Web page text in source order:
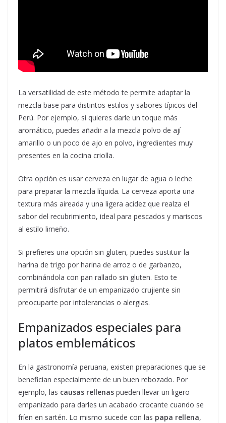
La versatilidad de este método te permite adaptar la
mezcla base para distintos estilos y sabores típicos del
Perú. Por ejemplo, si quieres darle un toque más
aromático, puedes añadir a la mezcla polvo de ají
amarillo o un poco de ajo en polvo, ingredientes muy
presentes en la cocina criolla.
Otra opción es usar cerveza en lugar de agua o leche
para preparar la mezcla líquida. La cerveza aporta una
textura más aireada y una ligera acidez que realza el
sabor del recubrimiento, ideal para pescados y mariscos
al estilo limeño.
Si prefieres una opción sin gluten, puedes sustituir la
harina de trigo por harina de arroz o de garbanzo,
combinándola con pan rallado sin gluten. Esto te
permitirá disfrutar de un empanizado crujiente sin
preocuparte por intolerancias o alergias.
Empanizados especiales para
platos emblemáticos
En la gastronomía peruana, existen preparaciones que se
benefician especialmente de un buen rebozado. Por
ejemplo, las causas rellenas pueden llevar un ligero
empanizado para darles un acabado crocante cuando se
fríen en sartén. Lo mismo sucede con las papa rellena,